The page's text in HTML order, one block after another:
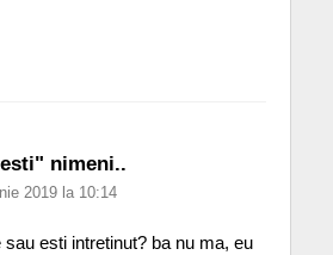
nimeni..
2019 la 10:14
sau esti intretinut? ba nu ma, eu